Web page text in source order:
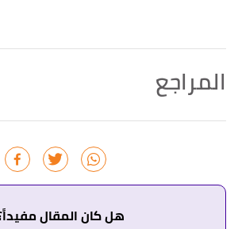
المراجع
هل كان المقال